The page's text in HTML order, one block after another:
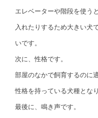
エレベーターや階段を使う
入れたりするため大きい犬
いです。
次に、性格です。
部屋のなかで飼育するのに
性格を持っている犬種となり
最後に、鳴き声です。